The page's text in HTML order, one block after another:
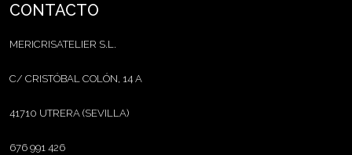
CONTACTO
MERICRISATELIER S.L.
C/ CRISTÓBAL COLÓN, 14 A
41710 UTRERA (SEVILLA)
676 991 426